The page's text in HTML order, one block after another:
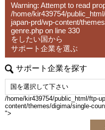
します。現地言語による深
・越境EC・マーケティング
輸入手続きから現地の物流
ワンストップでサポート致
・翻訳：
日本語から英語、現地語
Warning: Attempt to read
/home/kir439754/
japan-prd/wp-content/
genre.php on line 330
をしたい国から
サポート企業を選ぶ
サポート企業を探す
/home/kir439754/public_html/ftp-
content/themes/digima/single-
">